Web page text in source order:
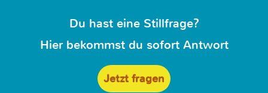
Du hast eine Stillfrage?
Hier bekommst du sofort Antwort
Jetzt fragen